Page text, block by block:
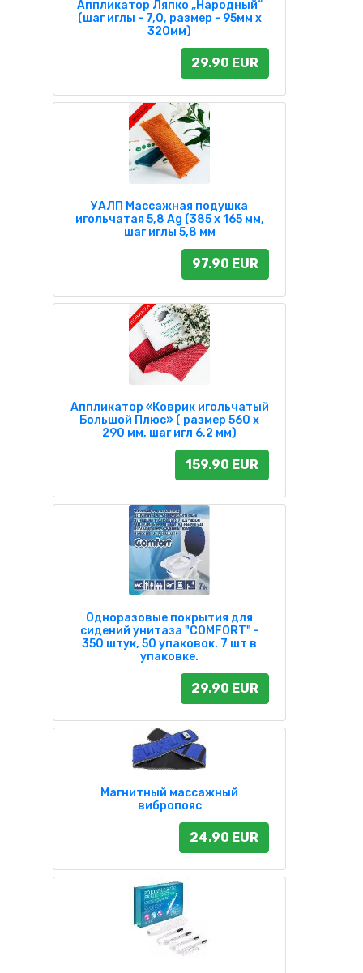
Аппликатор Ляпко „Народный“
(шаг иглы - 7,0, размер - 95мм х
320мм)
29.90 EUR
УАЛП Массажная подушка
игольчатая 5,8 Ag (385 х 165 мм,
шаг иглы 5,8 мм
97.90 EUR
Аппликатор «Коврик игольчатый
Большой Плюс» ( размер 560 х
290 мм, шаг игл 6,2 мм)
159.90 EUR
Одноразовые покрытия для
сидений унитаза "COMFORT" -
350 штук, 50 упаковок. 7 шт в
упаковке.
29.90 EUR
Магнитный массажный
вибропояс
24.90 EUR